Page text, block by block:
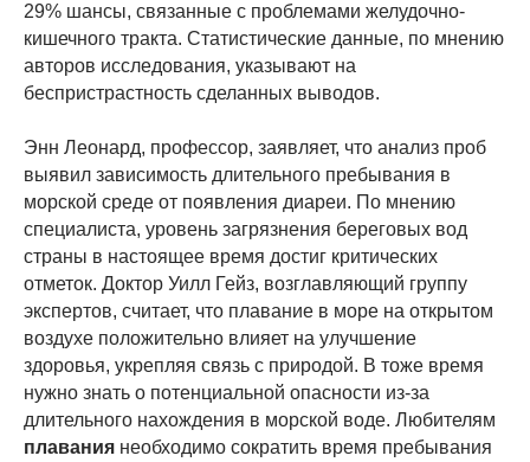
29% шансы, связанные с проблемами желудочно-
кишечного тракта. Статистические данные, по мнению
авторов исследования, указывают на
беспристрастность сделанных выводов.
Энн Леонард, профессор, заявляет, что анализ проб
выявил зависимость длительного пребывания в
морской среде от появления диареи. По мнению
специалиста, уровень загрязнения береговых вод
страны в настоящее время достиг критических
отметок. Доктор Уилл Гейз, возглавляющий группу
экспертов, считает, что плавание в море на открытом
воздухе положительно влияет на улучшение
здоровья, укрепляя связь с природой. В тоже время
нужно знать о потенциальной опасности из-за
длительного нахождения в морской воде. Любителям
плавания необходимо сократить время пребывания